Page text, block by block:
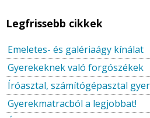
Legfrissebb cikkek
Emeletes- és galériaágy kínálat
Gyerekeknek való forgószékek
Íróasztal, számítógépasztal
Gyerekmatracból a legjobbat!